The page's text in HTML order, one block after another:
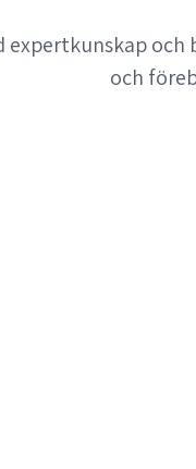
expertkunskap
och